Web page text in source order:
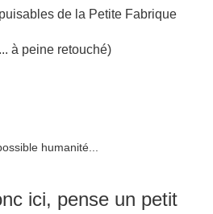
de la Petite Fabrique
à peine retouché)
ici, pense un petit